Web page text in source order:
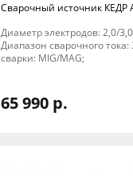
Сварочный источник КЕДР
Диаметр электродов: 2,0/
Диапазон сварочного тока:
сварки: MIG/MAG;
65 990 р.